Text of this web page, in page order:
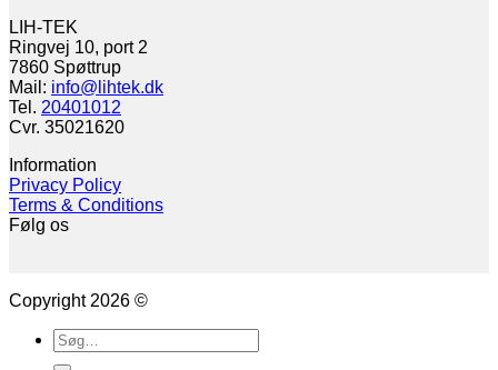
LIH-TEK
Ringvej 10, port 2
7860 Spøttrup
Mail: info@lihtek.dk
Tel. 20401012
Cvr. 35021620
Information
Privacy Policy
Terms & Conditions
Følg os
Copyright 2026 ©
Søg
efter: